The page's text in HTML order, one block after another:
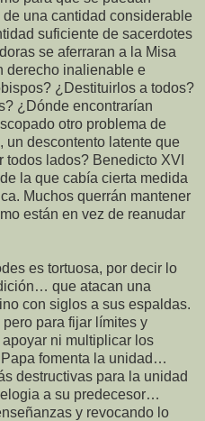
una cantidad considerable
suficiente de sacerdotes
se aferraran a la Misa
derecho inalienable e
¿Destituirlos a todos?
¿Dónde encontrarían
otro problema de
un descontento latente que
lados? Benedicto XVI
la que cabía cierta medida
Muchos querrán mantener
están en vez de reanudar
es tortuosa, por decir lo
que atacan una
con siglos a sus espaldas.
para fijar límites y
ni multiplicar los
fomenta la unidad…
destructivas para la unidad
a su predecesor…
y revocando lo